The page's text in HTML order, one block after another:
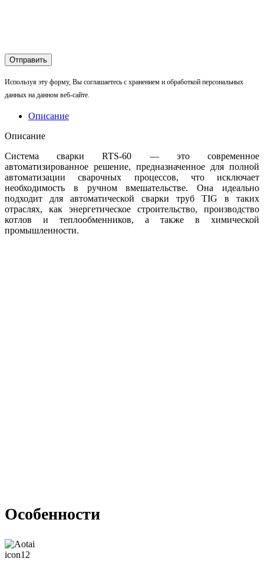
Используя эту форму, Вы соглашаетесь с хранением и обработкой персональных
данных на данном веб-сайте.
Описание
Описание
Система сварки RTS-60 — это современное
автоматизированное решение, предназначенное для полной
автоматизации сварочных процессов, что исключает
необходимость в ручном вмешательстве. Она идеально
подходит для автоматической сварки труб TIG в таких
отраслях, как энергетическое строительство, производство
котлов и теплообменников, а также в химической
промышленности.
Особенности